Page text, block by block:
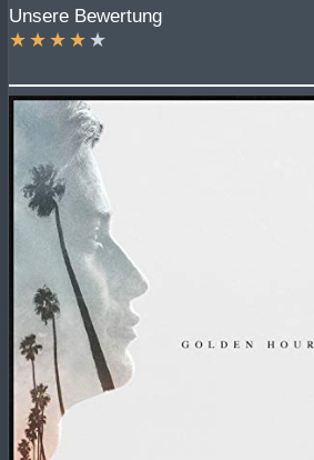
Unsere Bewertung
★ ★ ★ ★ ★